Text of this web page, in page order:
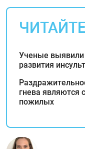
Ученые
развития
гнева являются
пожилых